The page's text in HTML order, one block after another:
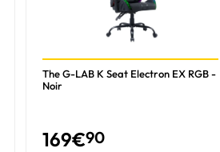
1406 TOPs
The G-LAB K Seat Electron EX RGB -
Noir
169€90